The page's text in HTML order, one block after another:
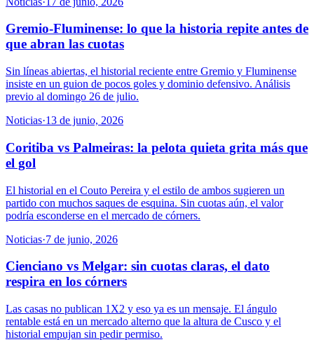
Gremio-Fluminense: lo que la historia repite antes de
que abran las cuotas
Sin líneas abiertas, el historial reciente entre Gremio y Fluminense
insiste en un guion de pocos goles y dominio defensivo. Análisis
previo al domingo 26 de julio.
Noticias·13 de junio, 2026
Coritiba vs Palmeiras: la pelota quieta grita más que
el gol
El historial en el Couto Pereira y el estilo de ambos sugieren un
partido con muchos saques de esquina. Sin cuotas aún, el valor
podría esconderse en el mercado de córners.
Noticias·7 de junio, 2026
Cienciano vs Melgar: sin cuotas claras, el dato
respira en los córners
Las casas no publican 1X2 y eso ya es un mensaje. El ángulo
rentable está en un mercado alterno que la altura de Cusco y el
historial empujan sin pedir permiso.